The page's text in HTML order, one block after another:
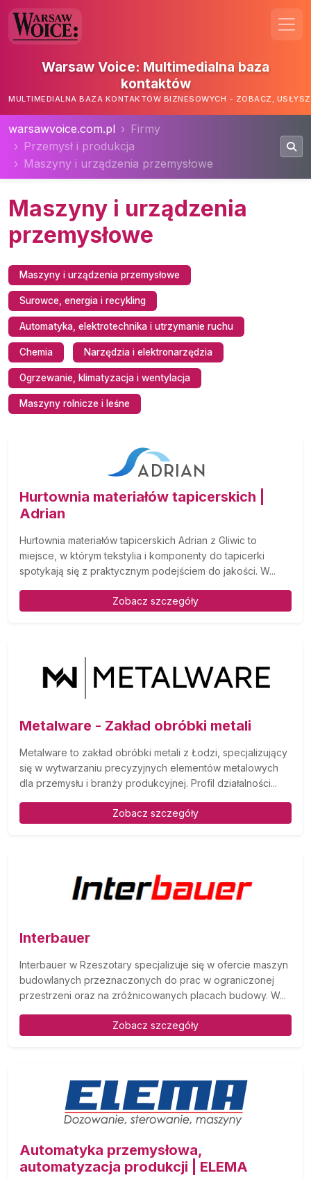
Warsaw Voice: Multimedialna baza
kontaktów
MULTIMEDIALNA BAZA KONTAKTÓW BIZNESOWYCH - ZOBACZ,
warsawvoice.com.pl
Firmy
Przemysł i produkcja
Maszyny i urządzenia przemysłowe
Maszyny i urządzenia
przemysłowe
Maszyny i urządzenia przemysłowe
Surowce, energia i recykling
Automatyka, elektrotechnika i utrzymanie ruchu
Chemia Narzędzia i elektronarzędzia
Ogrzewanie, klimatyzacja i wentylacja
Maszyny rolnicze i leśne
Hurtownia materiałów tapicerskich |
Adrian
Hurtownia materiałów tapicerskich Adrian z Gliwic to
miejsce, w którym tekstylia i komponenty do tapicerki
spotykają się z praktycznym podejściem do jakości. W...
Zobacz szczegóły
Metalware - Zakład obróbki metali
Metalware to zakład obróbki metali z Łodzi, specjalizujący
się w wytwarzaniu precyzyjnych elementów metalowych
dla przemysłu i branży produkcyjnej. Profil działalności...
Zobacz szczegóły
Interbauer
Interbauer w Rzeszotary specjalizuje się w ofercie maszyn
budowlanych przeznaczonych do prac w ograniczonej
przestrzeni oraz na zróżnicowanych placach budowy. W...
Zobacz szczegóły
Automatyka przemysłowa,
automatyzacja produkcji | ELEMA